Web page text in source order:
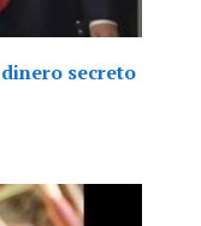
secreto